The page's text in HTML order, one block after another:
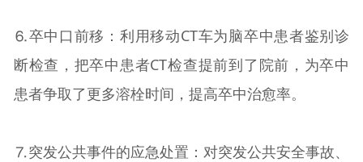
⒍卒中口前移：利用移动CT车为脑卒中患者鉴别诊
断检查，把卒中患者CT检查提前到了院前，为卒中
患者争取了更多溶栓时间，提高卒中治愈率。
⒎突发公共事件的应急处置：对突发公共安全事故、